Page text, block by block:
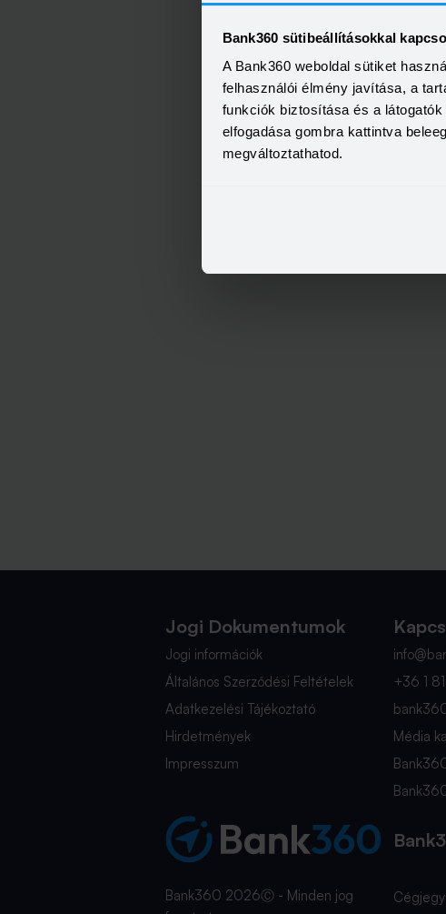
Bank360 sütibeállításokkal
A Bank360 weboldal sütiket
felhasználói élmény javítása, a
funkciók biztosítása és a
elfogadása gombra kattintva
megváltoztathatod.
Jogi Dokumentumok
Jogi információk
Általános Szerződési Feltételek
Adatkezelési Tájékoztató
Hirdetmények
Impresszum
+36 1
Média
Bank360 2026Ⓒ - Minden jog